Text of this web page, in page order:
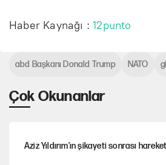
Haber Kaynağı :12punto
Çok Okunanlar
Aziz Yıldırım’ın şikayeti sonrası
abd Başkanı Donald Trump NATO